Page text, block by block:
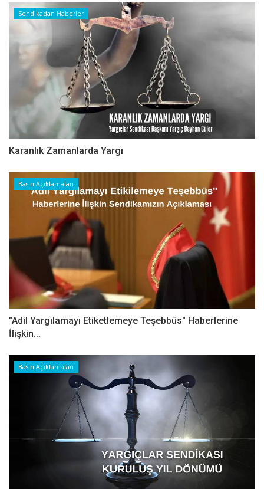
Sendikadan Haberler
Karanlık Zamanlarda Yargı
Basın Açıklamaları
"Adil Yargılamayı Etiketlemeye Teşebbüs" Haberlerine
İlişkin...
Basın Açıklamaları